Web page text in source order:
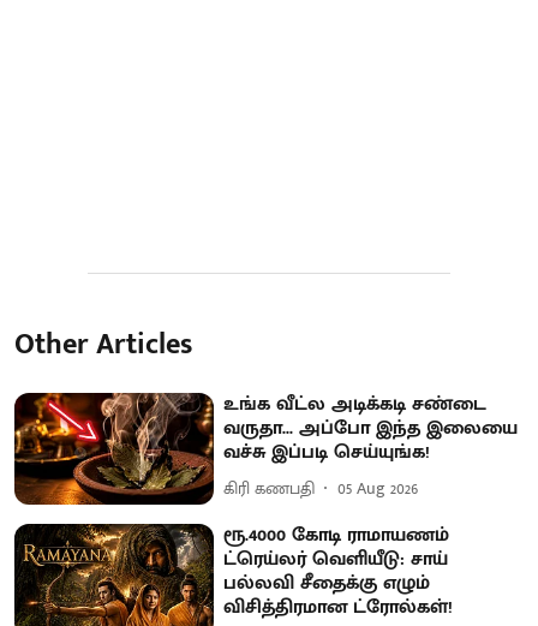
Other Articles
உங்க வீட்ல அடிக்கடி சண்டை
வருதா... அப்போ இந்த இலையை
வச்சு இப்படி செய்யுங்க!
கிரி கணபதி 05 Aug 2026
ரூ.4000 கோடி ராமாயணம்
ட்ரெய்லர் வெளியீடு: சாய்
பல்லவி சீதைக்கு எழும்
விசித்திரமான ட்ரோல்கள்!